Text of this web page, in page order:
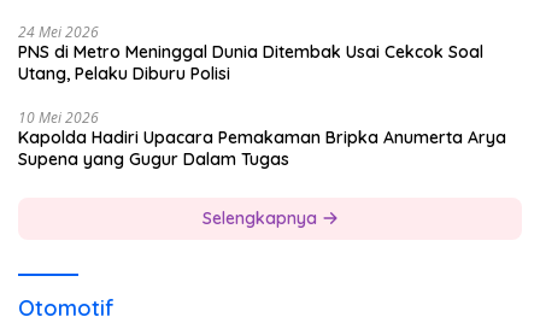
24 Mei 2026
PNS di Metro Meninggal Dunia Ditembak Usai Cekcok Soal
Utang, Pelaku Diburu Polisi
10 Mei 2026
Kapolda Hadiri Upacara Pemakaman Bripka Anumerta Arya
Supena yang Gugur Dalam Tugas
Selengkapnya
Otomotif